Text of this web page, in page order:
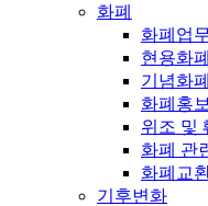
화폐
화폐업
현용화폐
기념화폐
화폐홍
위조 및
화폐 관
화폐교
기후변화